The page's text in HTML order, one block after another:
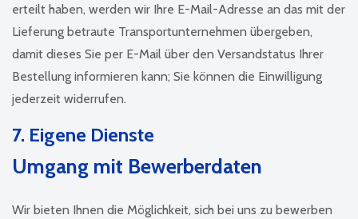
erteilt haben, werden wir Ihre E-Mail-Adresse an das mit der
Lieferung betraute Transportunternehmen übergeben,
damit dieses Sie per E-Mail über den Versandstatus Ihrer
Bestellung informieren kann; Sie können die Einwilligung
jederzeit widerrufen.
7. Eigene Dienste
Umgang mit Bewerberdaten
Wir bieten Ihnen die Möglichkeit, sich bei uns zu bewerben